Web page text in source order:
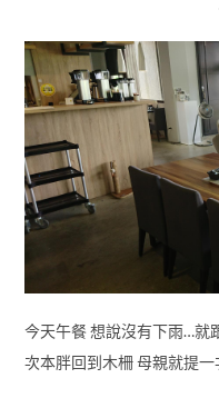
今天午餐 想說沒有下雨…就
次本胖回到木柵 母親就提